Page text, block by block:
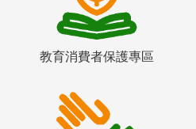
教育消費者保護專區